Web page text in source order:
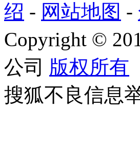
绍 - 网站地图 -
Copyright ©
公司 版权所有
搜狐不良信息